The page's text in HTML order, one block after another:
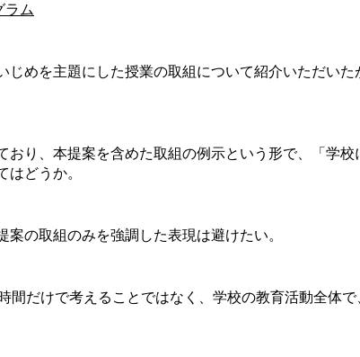
ラム
めを主題にした授業の取組について紹介いただい
り、本提案を含めた取組の例示という形で、「学
どうか。
の取組のみを強調した表現は避けたい。
だけで考えることではなく、学校の教育活動全体